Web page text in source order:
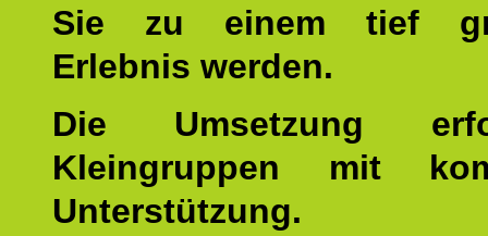
Sie zu einem tief
Erlebnis werden.
Die Umsetzung
Kleingruppen mit
Unterstützung.